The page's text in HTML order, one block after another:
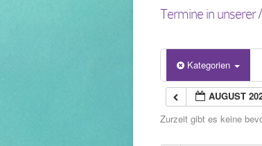
Termine in unserer
Kategorien
AUGUST
Zurzeit gibt es keine